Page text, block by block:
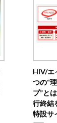
HIV/エ
つの“
プ”と
行終結
特設